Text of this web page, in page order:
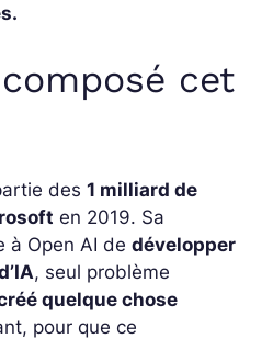
cet
des 1 milliard de
en 2019. Sa
à Open AI de développer
, seul problème
quelque chose
pour que ce